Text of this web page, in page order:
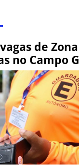
de
no Campo